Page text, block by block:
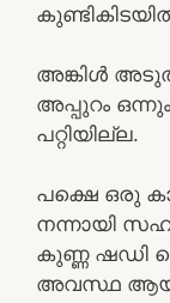
അങ്കിൾ
അപ്പുറം
പറ്റിയില്ല.
പക്ഷെ ഒരു
നന്നായി
കുണ്ണ ഷഡി
അവസ്ഥ